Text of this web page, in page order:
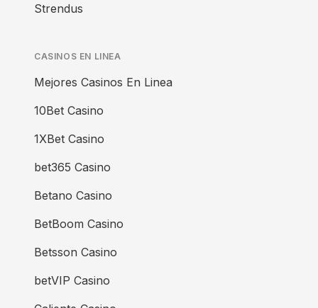
Strendus
CASINOS EN LINEA
Mejores Casinos En Linea
10Bet Casino
1XBet Casino
bet365 Casino
Betano Casino
BetBoom Casino
Betsson Casino
betVIP Casino